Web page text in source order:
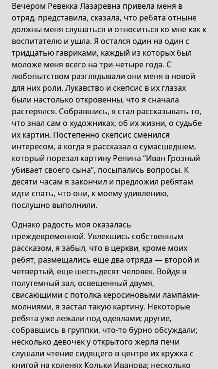
Вечером Ревекка Лазаревна привела меня в
отряд, представила, сказала, что ребята отныне
должны меня слушаться и относиться ко мне как к
воспитателю и ушла. Я остался один на один с
тридцатью гавриками, каждый из которых был
моложе меня всего на три-четыре года. С
любопытством разглядывали они меня в новой
для них роли. Лукавство и скепсис в их глазах
были настолько откровенны, что я сначала
растерялся. Собравшись, я стал рассказывать то,
что знал сам о художниках, об их жизни, о судьбе
их картин. Постепенно скепсис сменился
интересом, а когда я рассказал о сумасшедшем,
который порезал картину Репина “Иван Грозный
убивает своего сына”, посыпались вопросы. К
десяти часам я закончил и предложил ребятам
идти спать, что они, к моему удивлению,
послушно выполнили.
Однако радость моя оказалась
преждевременной. Увлекшись собственным
рассказом, я забыл, что в церкви, кроме моих
ребят, размещались еще два отряда — второй и
четвертый, еще шестьдесят человек. Войдя в
полутемный зал, освещенный двумя,
свисающими с потолка керосиновыми лампами-
молниями, я застал такую картину. Некоторые
ребята уже лежали под одеялами; другие,
собравшись в группки, что-то бурно обсуждали;
несколько девочек у открытого жерла печи
слушали чтение сидящего в центре их кружка с
книгой на коленях Кольки Иванова; несколько